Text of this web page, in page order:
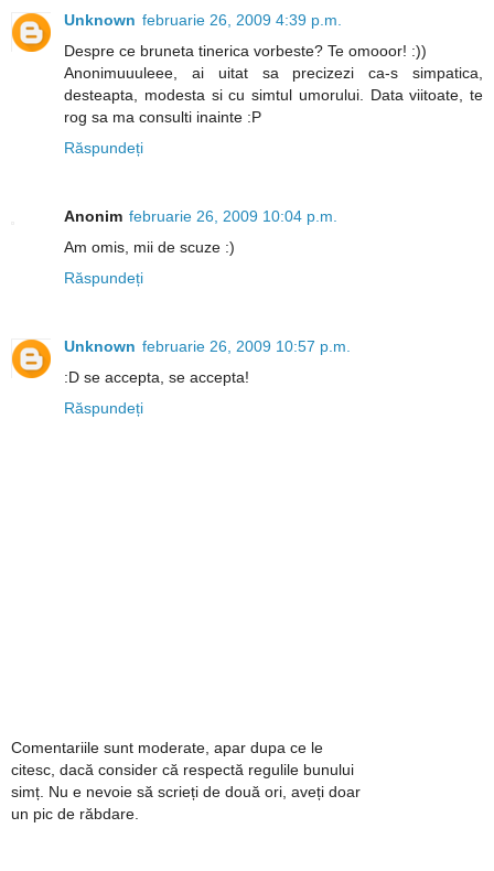
Unknown februarie 26, 2009 4:39 p.m.
Despre ce bruneta tinerica vorbeste? Te omooor! :))
Anonimuuuleee, ai uitat sa precizezi ca-s simpatica,
desteapta, modesta si cu simtul umorului. Data viitoate, te
rog sa ma consulti inainte :P
Răspundeți
Anonim februarie 26, 2009 10:04 p.m.
Am omis, mii de scuze :)
Răspundeți
Unknown februarie 26, 2009 10:57 p.m.
:D se accepta, se accepta!
Răspundeți
Comentariile sunt moderate, apar dupa ce le
citesc, dacă consider că respectă regulile bunului
simț. Nu e nevoie să scrieți de două ori, aveți doar
un pic de răbdare.